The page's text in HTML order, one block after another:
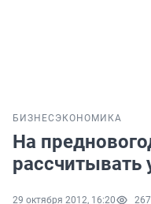
БИЗНЕС ЭКОНОМИКА
На
рассчитывать
29 октября 2012, 16:20 267